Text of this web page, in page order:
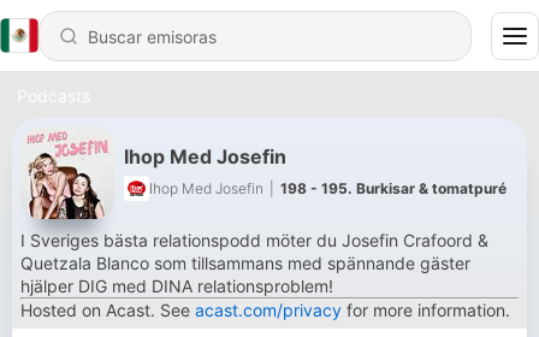
Podcasts
Ihop Med Josefin
Ihop Med Josefin 198 - 195. Burkisar & tomatpuré
I Sveriges bästa relationspodd möter du Josefin Crafoord &
Quetzala Blanco som tillsammans med spännande gäster
hjälper DIG med DINA relationsproblem!
Hosted on Acast. See acast.com/privacy for more information.